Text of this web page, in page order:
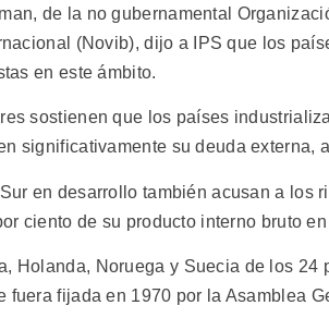
de la no gubernamental
(Novib), dijo a IPS que los
en este ámbito.
sostienen que los países
significativamente su deuda externa,
en desarrollo también acusan a los
ciento de su producto interno bruto
Holanda, Noruega y Suecia de los 24
fuera fijada en 1970 por la Asamblea